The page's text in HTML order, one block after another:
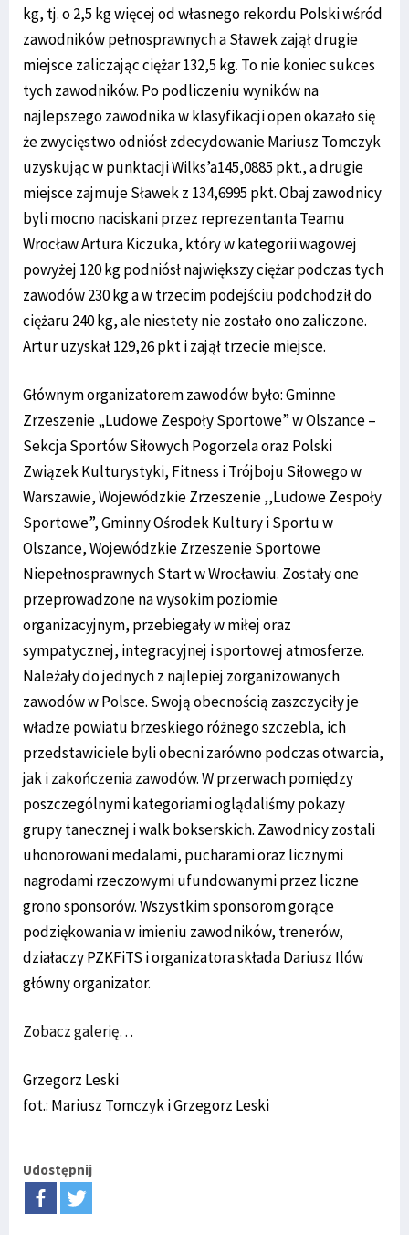
kg, tj. o 2,5 kg więcej od własnego rekordu Polski wśród
zawodników pełnosprawnych a Sławek zajął drugie
miejsce zaliczając ciężar 132,5 kg. To nie koniec sukces
tych zawodników. Po podliczeniu wyników na
najlepszego zawodnika w klasyfikacji open okazało się
że zwycięstwo odniósł zdecydowanie Mariusz Tomczyk
uzyskując w punktacji Wilks’a145,0885 pkt., a drugie
miejsce zajmuje Sławek z 134,6995 pkt. Obaj zawodnicy
byli mocno naciskani przez reprezentanta Teamu
Wrocław Artura Kiczuka, który w kategorii wagowej
powyżej 120 kg podniósł największy ciężar podczas tych
zawodów 230 kg a w trzecim podejściu podchodził do
ciężaru 240 kg, ale niestety nie zostało ono zaliczone.
Artur uzyskał 129,26 pkt i zajął trzecie miejsce.
Głównym organizatorem zawodów było: Gminne
Zrzeszenie „Ludowe Zespoły Sportowe” w Olszance –
Sekcja Sportów Siłowych Pogorzela oraz Polski
Związek Kulturystyki, Fitness i Trójboju Siłowego w
Warszawie, Wojewódzkie Zrzeszenie ,,Ludowe Zespoły
Sportowe”, Gminny Ośrodek Kultury i Sportu w
Olszance, Wojewódzkie Zrzeszenie Sportowe
Niepełnosprawnych Start w Wrocławiu. Zostały one
przeprowadzone na wysokim poziomie
organizacyjnym, przebiegały w miłej oraz
sympatycznej, integracyjnej i sportowej atmosferze.
Należały do jednych z najlepiej zorganizowanych
zawodów w Polsce. Swoją obecnością zaszczyciły je
władze powiatu brzeskiego różnego szczebla, ich
przedstawiciele byli obecni zarówno podczas otwarcia,
jak i zakończenia zawodów. W przerwach pomiędzy
poszczególnymi kategoriami oglądaliśmy pokazy
grupy tanecznej i walk bokserskich. Zawodnicy zostali
uhonorowani medalami, pucharami oraz licznymi
nagrodami rzeczowymi ufundowanymi przez liczne
grono sponsorów. Wszystkim sponsorom gorące
podziękowania w imieniu zawodników, trenerów,
działaczy PZKFiTS i organizatora składa Dariusz Ilów
główny organizator.
Zobacz galerię…
Grzegorz Leski
fot.: Mariusz Tomczyk i Grzegorz Leski
Udostępnij